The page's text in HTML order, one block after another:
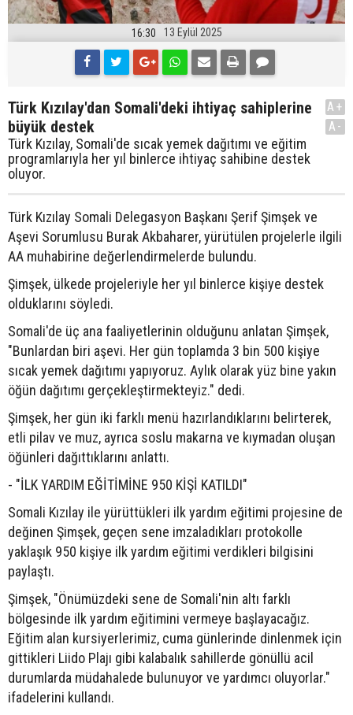
16:30 13 Eylül 2025
Türk Kızılay'dan Somali'deki ihtiyaç sahiplerine
büyük destek
Türk Kızılay, Somali'de sıcak yemek dağıtımı ve eğitim
programlarıyla her yıl binlerce ihtiyaç sahibine destek
oluyor.
A+
A-
Türk Kızılay Somali Delegasyon Başkanı Şerif Şimşek ve
Aşevi Sorumlusu Burak Akbaharer, yürütülen projelerle ilgili
AA muhabirine değerlendirmelerde bulundu.
Şimşek, ülkede projeleriyle her yıl binlerce kişiye destek
olduklarını söyledi.
Somali'de üç ana faaliyetlerinin olduğunu anlatan Şimşek,
"Bunlardan biri aşevi. Her gün toplamda 3 bin 500 kişiye
sıcak yemek dağıtımı yapıyoruz. Aylık olarak yüz bine yakın
öğün dağıtımı gerçekleştirmekteyiz." dedi.
Şimşek, her gün iki farklı menü hazırlandıklarını belirterek,
etli pilav ve muz, ayrıca soslu makarna ve kıymadan oluşan
öğünleri dağıttıklarını anlattı.
- "İLK YARDIM EĞİTİMİNE 950 KİŞİ KATILDI"
Somali Kızılay ile yürüttükleri ilk yardım eğitimi projesine de
değinen Şimşek, geçen sene imzaladıkları protokolle
yaklaşık 950 kişiye ilk yardım eğitimi verdikleri bilgisini
paylaştı.
Şimşek, "Önümüzdeki sene de Somali'nin altı farklı
bölgesinde ilk yardım eğitimini vermeye başlayacağız.
Eğitim alan kursiyerlerimiz, cuma günlerinde dinlenmek için
gittikleri Liido Plajı gibi kalabalık sahillerde gönüllü acil
durumlarda müdahalede bulunuyor ve yardımcı oluyorlar."
ifadelerini kullandı.